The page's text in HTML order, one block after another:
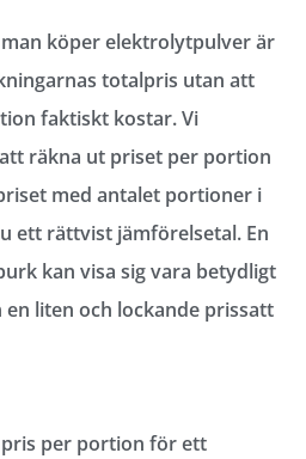
köper elektrolytpulver är
totalpris utan att
faktiskt kostar. Vi
räkna ut priset per portion
med antalet portioner i
ett rättvist jämförelsetal. En
kan visa sig vara betydligt
liten och lockande prissatt
per portion för ett